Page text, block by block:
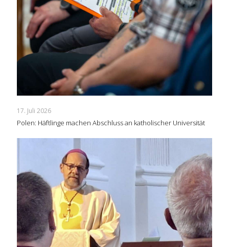
17. Juli 2026
Polen: Häftlinge machen Abschluss an katholischer Universität